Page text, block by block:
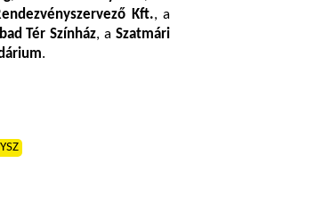
Kft., a
Tér Színház, aSzatmári
.